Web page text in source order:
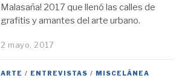
Malasaña! 2017 que llenó las calles de
grafitis y amantes del arte urbano.
2 mayo, 2017
ARTE / ENTREVISTAS / MISCELÁNEA